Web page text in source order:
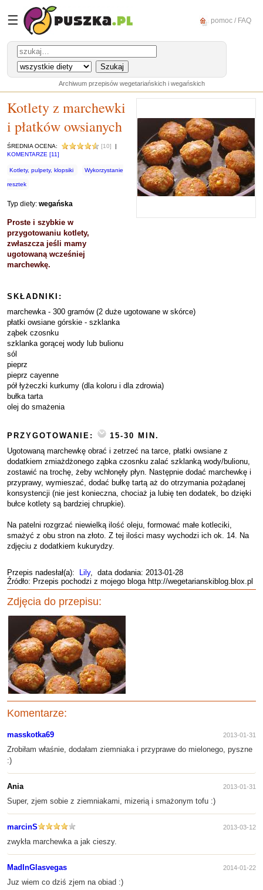
☰ pomoc / FAQ
Archiwum przepisów wegetariańskich i wegańskich
Kotlety z marchewki
i płatków owsianych
ŚREDNIA OCENA: [10]
|
KOMENTARZE [11]
Kotlety, pulpety, klopsiki Wykorzystanie
resztek
Typ diety: wegańska
Proste i szybkie w
przygotowaniu kotlety,
zwłaszcza jeśli mamy
ugotowaną wcześniej
marchewkę.
SKŁADNIKI:
marchewka - 300 gramów (2 duże ugotowane w skórce)
płatki owsiane górskie - szklanka
ząbek czosnku
szklanka gorącej wody lub bulionu
sól
pieprz
pieprz cayenne
pół łyżeczki kurkumy (dla koloru i dla zdrowia)
bułka tarta
olej do smażenia
PRZYGOTOWANIE:
15-30 MIN.
Ugotowaną marchewkę obrać i zetrzeć na tarce, płatki owsiane z
dodatkiem zmiażdżonego ząbka czosnku zalać szklanką wody/bulionu,
zostawić na trochę, żeby wchłonęły płyn. Następnie dodać marchewkę i
przyprawy, wymieszać, dodać bułkę tartą aż do otrzymania pożądanej
konsystencji (nie jest konieczna, chociaż ja lubię ten dodatek, bo dzięki
bułce kotlety są bardziej chrupkie).
Na patelni rozgrzać niewielką ilość oleju, formować małe kotleciki,
smażyć z obu stron na złoto. Z tej ilości masy wychodzi ich ok. 14. Na
zdjęciu z dodatkiem kukurydzy.
Przepis nadesłał(a): Lily, data dodania: 2013-01-28
Źródło: Przepis pochodzi z mojego bloga http://wegetarianskiblog.blox.pl
Zdjęcia do przepisu:
Komentarze:
masskotka69 2013-01-31
Zrobiłam właśnie, dodałam ziemniaka i przyprawe do mielonego, pyszne
:)
Ania 2013-01-31
Super, zjem sobie z ziemniakami, mizerią i smażonym tofu :)
marcinS 2013-03-12
zwykła marchewka a jak cieszy.
MadInGlasvegas 2014-01-22
Juz wiem co dziś zjem na obiad :)